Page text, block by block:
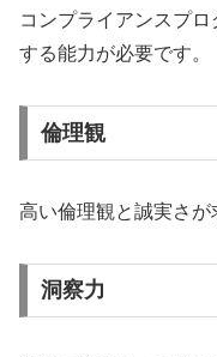
コンプライアンスプ
する能力が必要です。
倫理観
高い倫理観と誠実さが
洞察力